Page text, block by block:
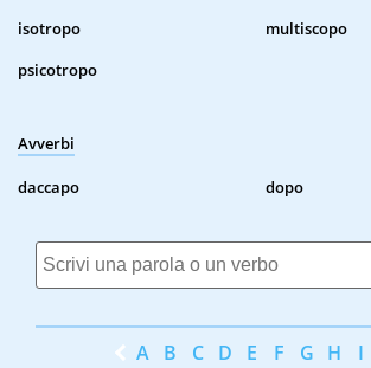
isotropo
multiscopo
psicotropo
Avverbi
daccapo dopo
A B C D E F G H I